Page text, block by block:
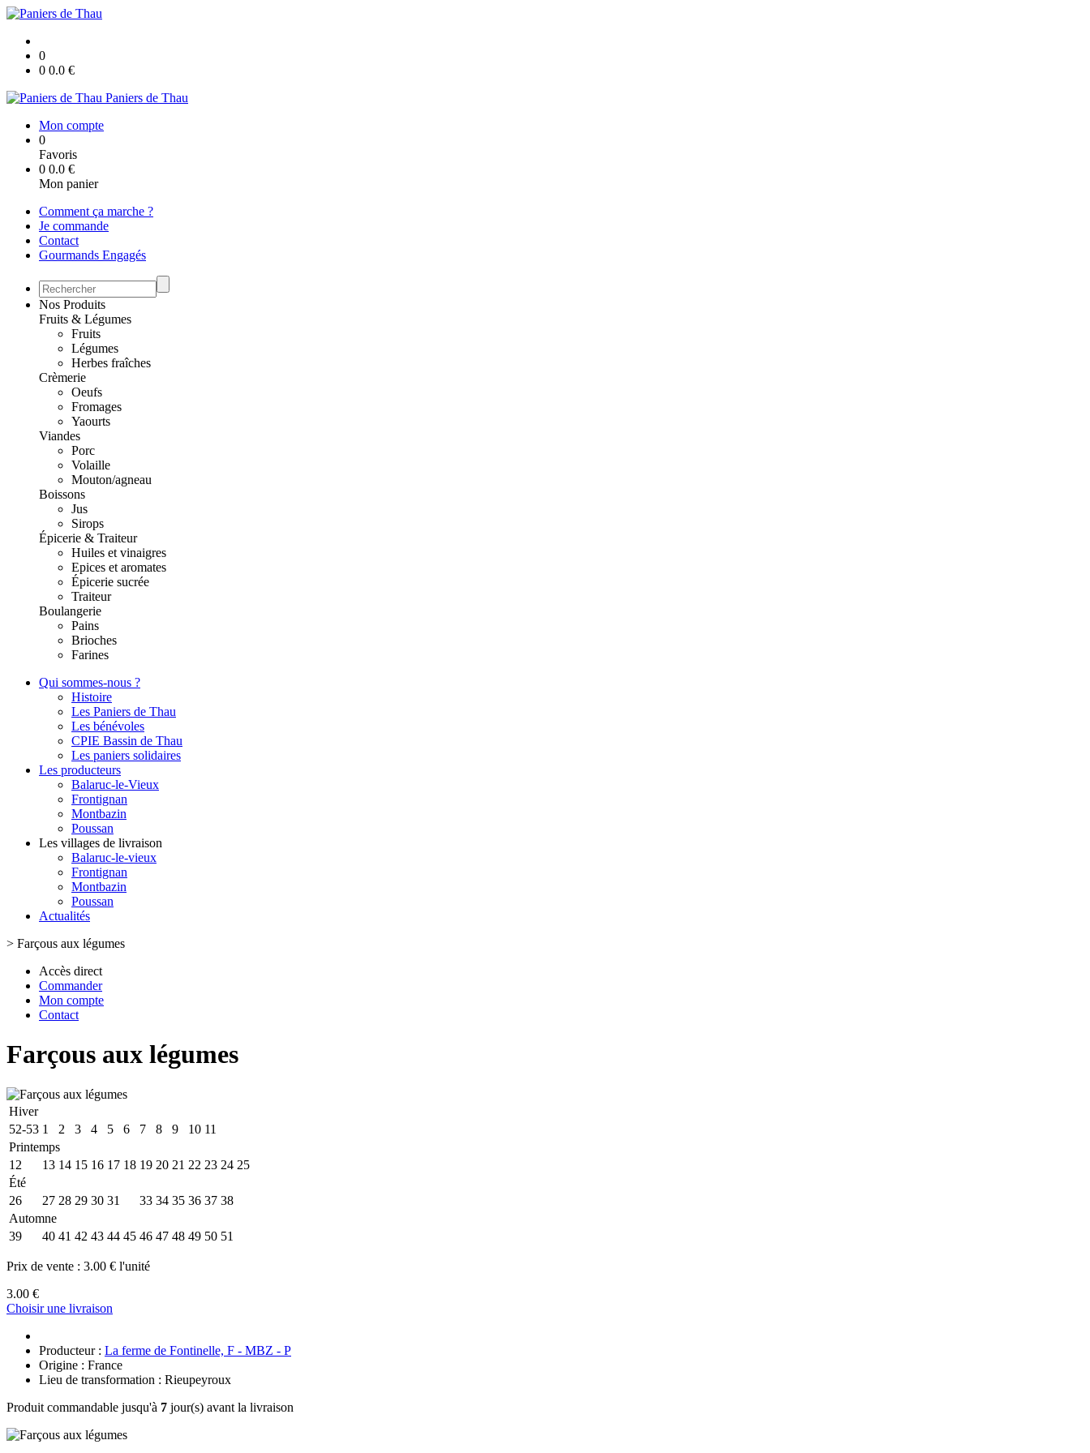
0
0 0.0 €
Paniers de Thau
Mon compte
0
Favoris
0 0.0 €
Mon panier
Comment ça marche ?
Je commande
Contact
Gourmands Engagés
Nos Produits
Fruits & Légumes
Fruits
Légumes
Herbes fraîches
Crèmerie
Oeufs
Fromages
Yaourts
Viandes
Porc
Volaille
Mouton/agneau
Boissons
Jus
Sirops
Épicerie & Traiteur
Huiles et vinaigres
Epices et aromates
Épicerie sucrée
Traiteur
Boulangerie
Pains
Brioches
Farines
Qui sommes-nous ?
Histoire
Les Paniers de Thau
Les bénévoles
CPIE Bassin de Thau
Les paniers solidaires
Les producteurs
Balaruc-le-Vieux
Frontignan
Montbazin
Poussan
Les villages de livraison
Balaruc-le-vieux
Frontignan
Montbazin
Poussan
Actualités
> Farçous aux légumes
Accès direct
Commander
Mon compte
Contact
Farçous aux légumes
Hiver
52-53 1 2 3 4 5 6 7 8 9 10 11
Printemps
12
13 14 15 16 17 18 19 20 21 22 23 24 25
Été
26
27 28 29 30 31 33 34 35 36 37 38
Automne
39
40 41 42 43 44 45 46 47 48 49 50 51
Prix de vente : 3.00 € l'unité
3.00 €
Choisir une livraison
Producteur : La ferme de Fontinelle, F - MBZ - P
Origine : France
Lieu de transformation : Rieupeyroux
Produit commandable jusqu'à 7 jour(s) avant la livraison